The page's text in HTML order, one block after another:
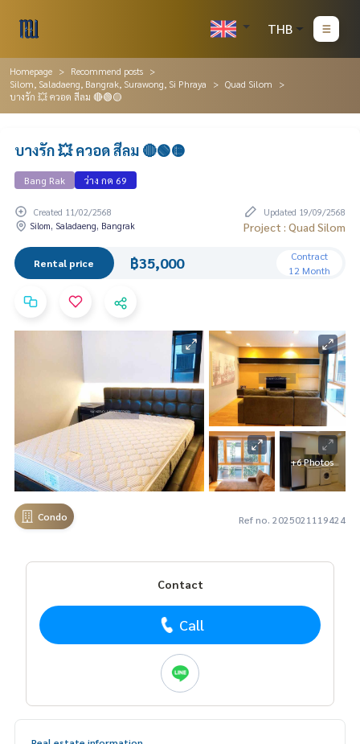
THB
Homepage
Recommend posts
Silom, Saladaeng, Bangrak, Surawong, Si Phraya
Quad Silom
บางรัก 💥 ควอด สีลม 🔴🟢🟡
บางรัก 💥 ควอด สีลม 🔴🟢🟡
Bang Rak ว่าง กค 69
Created 11/02/2568
Updated 19/09/2568
Silom, Saladaeng, Bangrak
Project : Quad Silom
Rental price ฿35,000
Contract
12 Month
+6 Photos
Condo Ref no. 2025021119424
Contact
Call